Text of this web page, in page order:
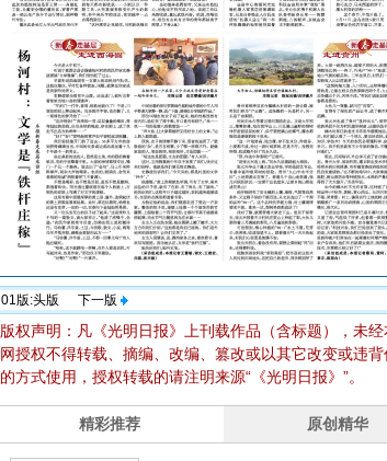
01版:头版 下一版
版权声明：凡《光明日报》上刊载作品（含标题），未经
网授权不得转载、摘编、改编、篡改或以其它改变或违
的方式使用，授权转载的请注明来源“《光明日报》”。